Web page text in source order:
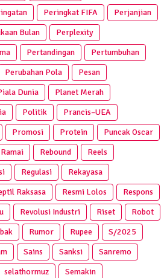
Peringkat FIFA
Perjanjian
Bulan
Perplexity
Pertandingan
Pertumbuhan
Perubahan Pola
Pesan
Dunia
Planet Merah
Politik
Prancis–UEA
Promosi Protein
Puncak Oscar
Ramai Rebound
Reels
Regulasi
Rekayasa
Raksasa Resmi Lolos
Respons
Revolusi Industri Riset
Robot
Rumor Rupee
S/2025
Sains Sanksi
Sanremo
selathormuz
Semakin